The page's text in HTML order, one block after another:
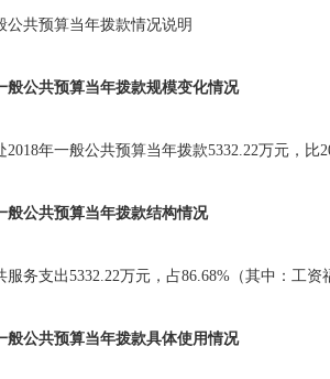
公共预算当年拨款情况说明
般公共预算当年拨款规模变化情况
2018年一般公共预算当年拨款5332.22万元，比
般公共预算当年拨款结构情况
服务支出5332.22万元，占86.68% （其中：工资
般公共预算当年拨款具体使用情况